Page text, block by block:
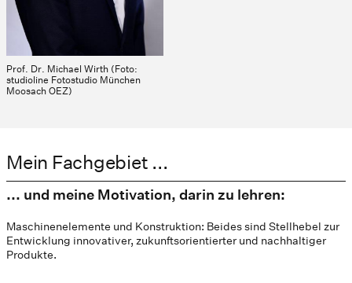
Prof. Dr. Michael Wirth (Foto:
studioline Fotostudio München
Moosach OEZ)
Mein Fachgebiet ...
... und meine Motivation, darin zu lehren:
Maschinenelemente und Konstruktion: Beides sind Stellhebel zur
Entwicklung innovativer, zukunftsorientierter und nachhaltiger
Produkte.